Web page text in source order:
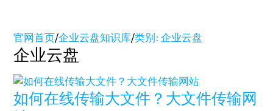
官网首页/企业云盘知识库/类别: 企业云盘
企业云盘
如何在线传输大文件？大文件传输网